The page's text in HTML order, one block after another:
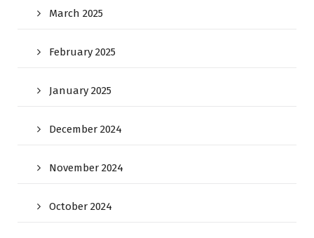
March 2025
February 2025
January 2025
December 2024
November 2024
October 2024